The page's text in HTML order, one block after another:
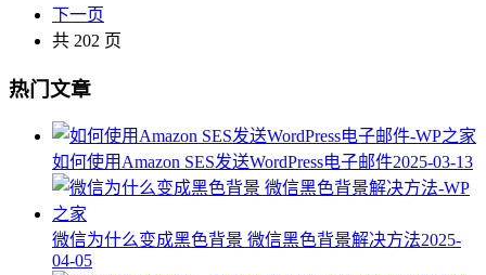
下一页
共 202 页
热门文章
如何使用Amazon SES发送WordPress电子邮件2025-03-13
微信为什么变成黑色背景 微信黑色背景解决方法2025-
04-05